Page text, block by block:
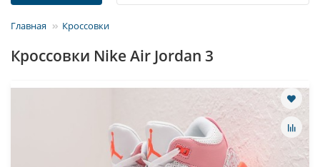
Главная Кроссовки
Кроссовки Nike Air Jordan 3